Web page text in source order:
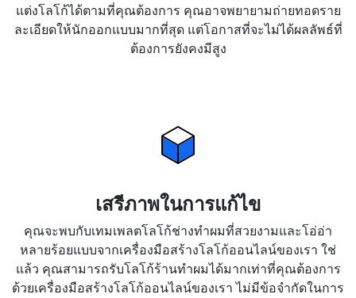
แต่งโลโก้ได้ตามที่คุณต้องการ คุณอาจพยายามถ่ายทอดราย
ละเอียดให้นักออกแบบมากที่สุด แต่โอกาสที่จะไม่ได้ผลลัพธ์ที่
ต้องการยังคงมีสูง
เสรีภาพในการแก้ไข
คุณจะพบกับเทมเพลตโลโก้ช่างทำผมที่สวยงามและโอ่อ่า
หลายร้อยแบบจากเครื่องมือสร้างโลโก้ออนไลน์ของเรา ใช่
แล้ว คุณสามารถรับโลโก้ร้านทำผมได้มากเท่าที่คุณต้องการ
ด้วยเครื่องมือสร้างโลโก้ออนไลน์ของเรา ไม่มีข้อจำกัดในการ